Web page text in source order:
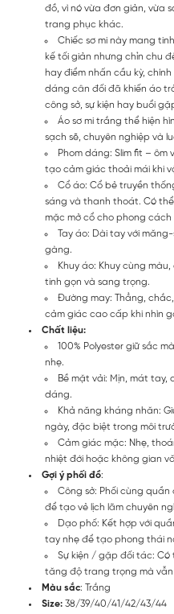
đồ, vì nó vừa đơn giản, vừa
trang phục khác.
Chiếc sơ mi này mang
kế tối giản nhưng chỉn chu
hay điểm nhấn cầu kỳ,
dáng cân đối đã khiến áo
công sở, sự kiện hay buổi
Áo sơ mi trắng thể hiện
sạch sẽ, chuyên nghiệp và
Phom dáng: Slim fit –
tạo cảm giác thoải mái khi
Cổ áo: Cổ bẻ truyền
sáng và thanh thoát. Có
mặc mở cổ cho phong cách
Tay áo: Dài tay với
gàng.
Khuy áo: Khuy cùng
tinh gọn và sang trọng.
Đường may: Thẳng,
cảm giác cao cấp khi nhìn
Chất liệu:
100% Polyester giữ sắc
nhẹ.
Bề mặt vải: Mịn, mát tay,
dáng.
Khả năng kháng nhăn:
ngày, đặc biệt trong môi
Cảm giác mặc: Nhẹ,
nhiệt đới hoặc không gian
Gợi ý phối đồ:
Công sở: Phối cùng
để tạo vẻ lịch lãm chuyên
Dạo phố: Kết hợp với
tay nhẹ để tạo phong thái
Sự kiện / gặp đối tác:
tăng độ trang trọng mà vẫn
Màu sắc: Trắng
Size: 38/39/40/41/42/43/44